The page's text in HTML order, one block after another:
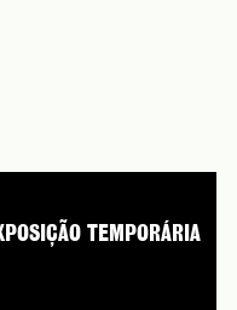
TEMPORÁRIA